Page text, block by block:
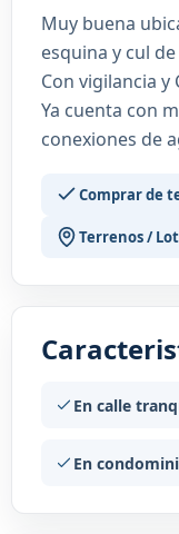
Muy buena
esquina y cul de
Con vigilancia y
Ya cuenta con
conexiones de
Comprar de
Terrenos /
En calle
En